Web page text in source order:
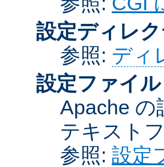
設定ディレ
参照: ディ
設定ファイル
Apache
テキスト
参照: 設定